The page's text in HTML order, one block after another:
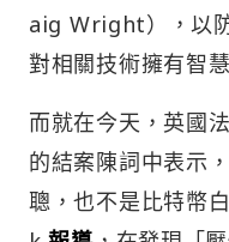
aig Wright），以
對相關技術擁有智
而就在今天，英國
的結案陳詞中表示
聰，也不是比特幣